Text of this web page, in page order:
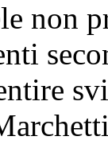
non